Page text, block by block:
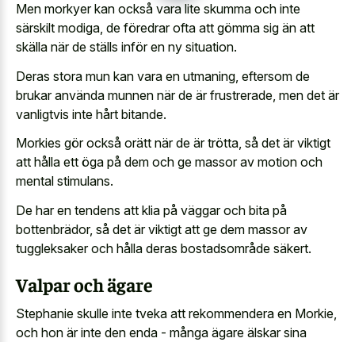
Men morkyer kan också vara lite skumma och inte
särskilt modiga, de föredrar ofta att gömma sig än att
skälla när de ställs inför en ny situation.
Deras stora mun kan vara en utmaning, eftersom de
brukar använda munnen när de är frustrerade, men det är
vanligtvis inte hårt bitande.
Morkies gör också orätt när de är trötta, så det är viktigt
att hålla ett öga på dem och ge massor av motion och
mental stimulans.
De har en tendens att klia på väggar och bita på
bottenbrädor, så det är viktigt att ge dem massor av
tuggleksaker och hålla deras bostadsområde säkert.
Valpar och ägare
Stephanie skulle inte tveka att rekommendera en Morkie,
och hon är inte den enda - många ägare älskar sina